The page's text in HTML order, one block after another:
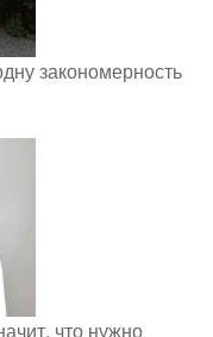
закономерность
что нужно